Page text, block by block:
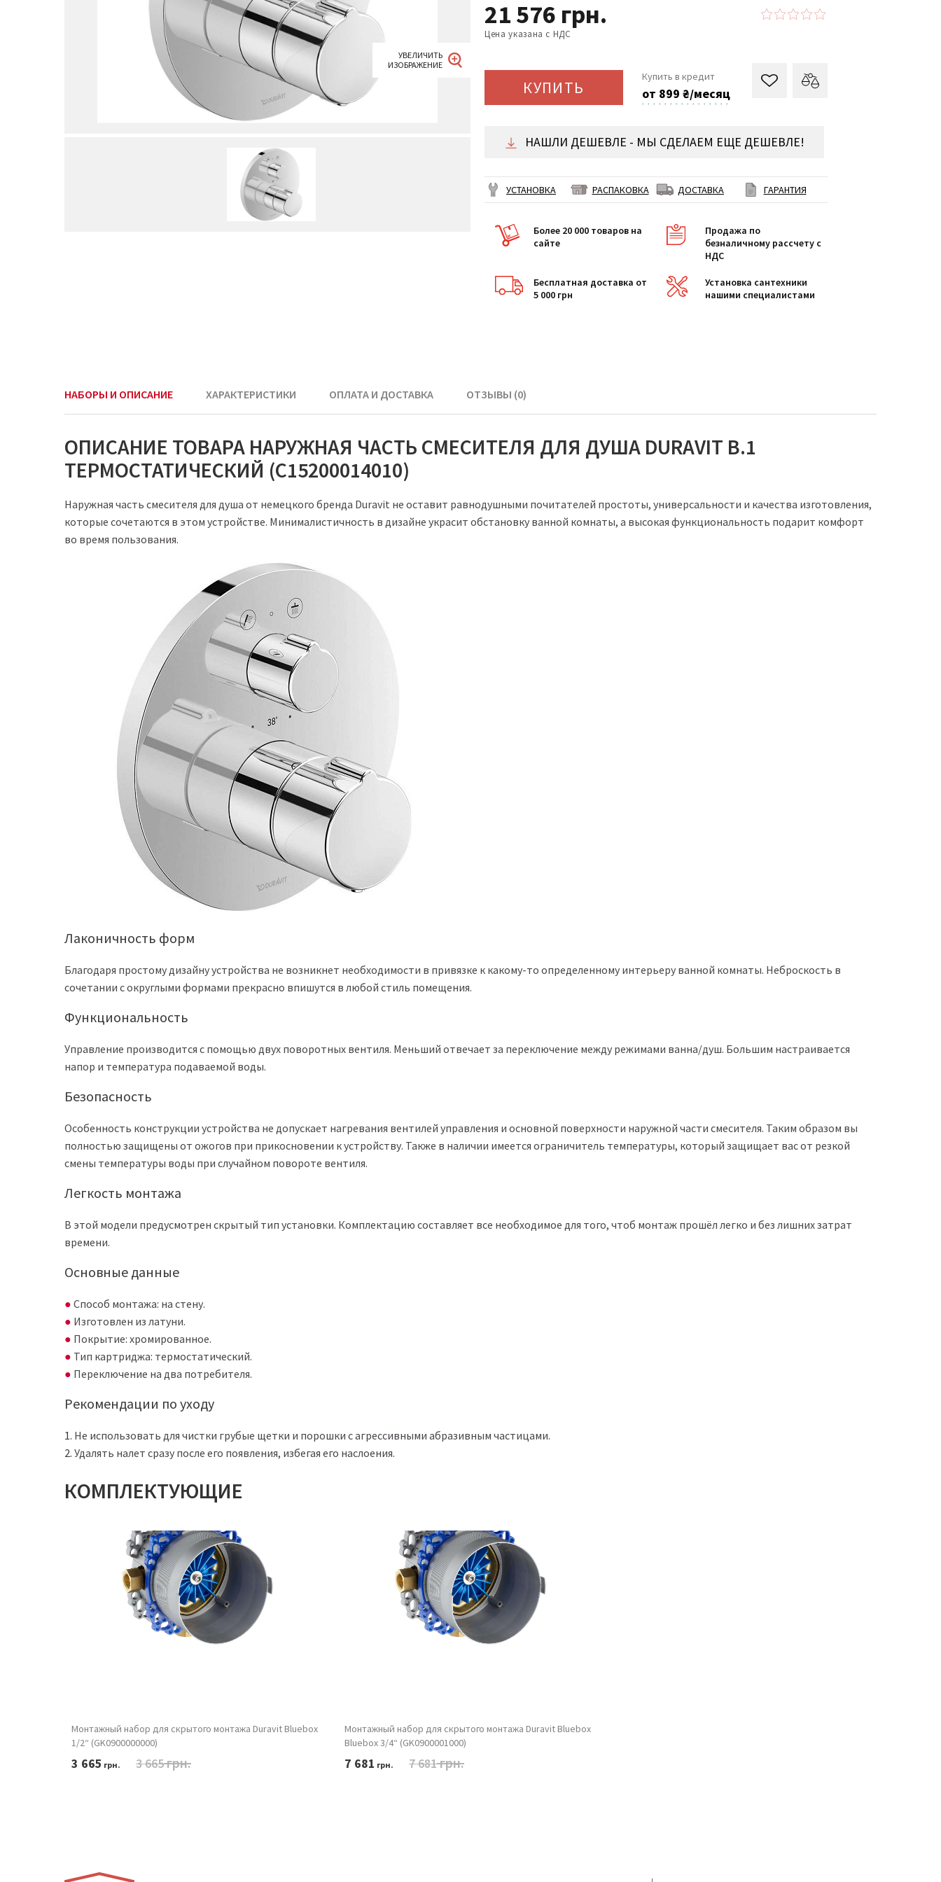
21 576 грн.
Цена указана с НДС
КУПИТЬ
Купить в кредит
от 899 ₴/месяц
НАШЛИ ДЕШЕВЛЕ - МЫ СДЕЛАЕМ ЕЩЕ ДЕШЕВЛЕ!
УСТАНОВКА РАСПАКОВКА ДОСТАВКА ГАРАНТИЯ
Более 20 000 товаров на
сайте
Продажа по
безналичному рассчету с
НДС
Бесплатная доставка от
5 000 грн
Установка сантехники
нашими специалистами
НАБОРЫ И ОПИСАНИЕ ХАРАКТЕРИСТИКИ ОПЛАТА И ДОСТАВКА ОТЗЫВЫ (0)
ОПИСАНИЕ ТОВАРА НАРУЖНАЯ ЧАСТЬ СМЕСИТЕЛЯ ДЛЯ ДУША DURAVIT B.1
ТЕРМОСТАТИЧЕСКИЙ (C15200014010)
Наружная часть смесителя для душа от немецкого бренда Duravit не оставит равнодушными почитателей простоты, универсальности и качества изготовления,
которые сочетаются в этом устройстве. Минималистичность в дизайне украсит обстановку ванной комнаты, а высокая функциональность подарит комфорт
во время пользования.
Лаконичность форм
Благодаря простому дизайну устройства не возникнет необходимости в привязке к какому-то определенному интерьеру ванной комнаты. Неброскость в
сочетании с округлыми формами прекрасно впишутся в любой стиль помещения.
Функциональность
Управление производится с помощью двух поворотных вентиля. Меньший отвечает за переключение между режимами ванна/душ. Большим настраивается
напор и температура подаваемой воды.
Безопасность
Особенность конструкции устройства не допускает нагревания вентилей управления и основной поверхности наружной части смесителя. Таким образом вы
полностью защищены от ожогов при прикосновении к устройству. Также в наличии имеется ограничитель температуры, который защищает вас от резкой
смены температуры воды при случайном повороте вентиля.
Легкость монтажа
В этой модели предусмотрен скрытый тип установки. Комплектацию составляет все необходимое для того, чтоб монтаж прошёл легко и без лишних затрат
времени.
Основные данные
Способ монтажа: на стену.
Изготовлен из латуни.
Покрытие: хромированное.
Тип картриджа: термостатический.
Переключение на два потребителя.
Рекомендации по уходу
Не использовать для чистки грубые щетки и порошки с агрессивными абразивным частицами.
Удалять налет сразу после его появления, избегая его наслоения.
КОМПЛЕКТУЮЩИЕ
Монтажный набор для скрытого монтажа Duravit Bluebox
1/2“ (GK0900000000)
3 665 грн. 3 665грн.
Монтажный набор для скрытого монтажа Duravit Bluebox
Bluebox 3/4“ (GK0900001000)
7 681 грн. 7 681грн.